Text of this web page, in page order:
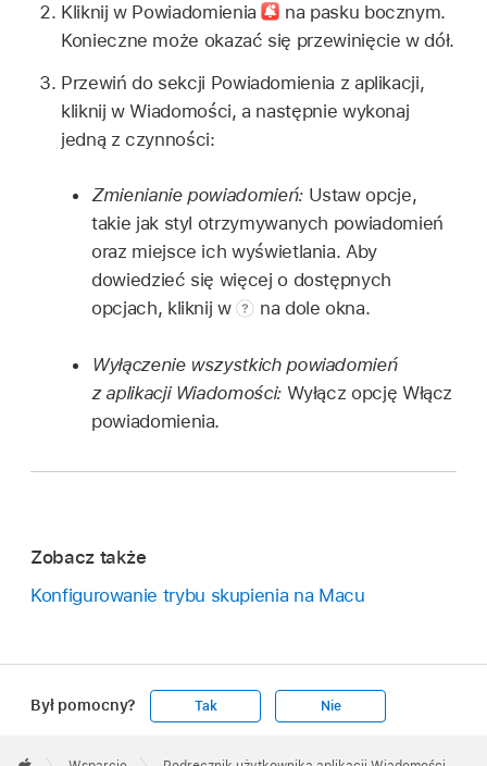
Kliknij w Powiadomienia
na pasku bocznym.
Konieczne może okazać się przewinięcie w dół.
Przewiń do sekcji Powiadomienia z aplikacji,
kliknij w Wiadomości, a następnie wykonaj
jedną z czynności:
Zmienianie powiadomień:Ustaw opcje,
takie jak styl otrzymywanych powiadomień
oraz miejsce ich wyświetlania. Aby
dowiedzieć się więcej o dostępnych
opcjach, kliknij w
na dole okna.
Wyłączenie wszystkich powiadomień
z aplikacji Wiadomości:Wyłącz opcję Włącz
powiadomienia.
Zobacz także
Konfigurowanie trybu skupienia na Macu
Był pomocny? Tak Nie
Footer